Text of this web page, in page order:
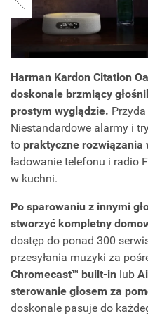
Harman Kardon Citation
doskonale brzmiący
prostym wyglądzie.
Niestandardowe alarmy i
to praktyczne rozwiązania
ładowanie telefonu i radio
w kuchni.
Po sparowaniu z innymi
stworzyć kompletny
dostęp do ponad 300
przesyłania muzyki za
Chromecast™ built-in lub
sterowanie głosem za
doskonale pasuje do